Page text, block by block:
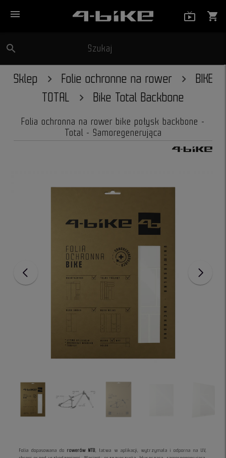
menu shopping_cart
search Szukaj
Sklep Folie ochronne na rower
BIKE
TOTAL
Bike Total Backbone
Folia ochronna na rower bike połysk backbone -
Total - Samoregenerująca
Folia dopasowana dorowerów MTB, łatwa w aplikacji, wytrzymała i odporna na UV,